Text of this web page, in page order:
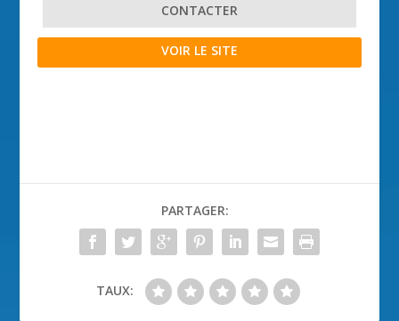
CONTACTER
VOIR LE SITE
PARTAGER:
TAUX: